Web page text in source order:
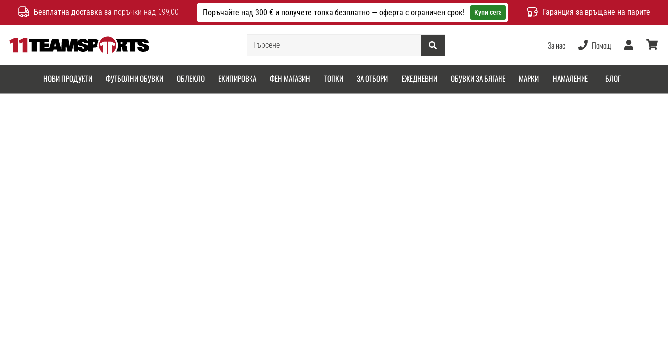
Безплатна доставка за поръчки над €99,00 Поръчайте над 300 € и получете топка безплатно — оферта с ограничен срок! Купи сега Гаранция за връщане на парите
Търсене
За нас Помощ
Потребител
НОВИ ПРОДУКТИ ФУТБОЛНИ ОБУВКИ ОБЛЕКЛО ЕКИПИРОВКА ФЕН МАГАЗИН ТОПКИ ЗА ОТБОРИ ЕЖЕДНЕВНИ ОБУВКИ ЗА БЯГАНЕ МАРКИ НАМАЛЕНИЕ БЛОГ